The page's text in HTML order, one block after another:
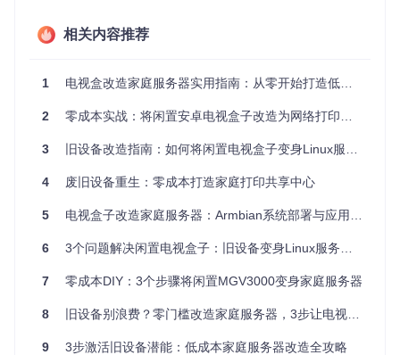
选择对应内核版本的配置文件，如config-6.12适用于最新
内核，通过编译脚本生成镜像：
优化版本。
系统部署最佳实践
镜像写入与设备树选择
使用BalenaEtcher等工具将镜像写入TF卡，关键步骤是选择
错误选择会导致无法启动。项目提供的多种内核配置文件（位
相关内容推荐
1 电视盒改造家庭服务器实用指南：从零开始打造低成本家用服务器
2 零成本实战：将闲置安卓电视盒子改造为网络打印服务器
3 旧设备改造指南：如何将闲置电视盒子变身Linux服务器
4 废旧设备重生：零成本打造家庭打印共享中心
5 电视盒子改造家庭服务器：Armbian系统部署与应用指南
6 3个问题解决闲置电视盒子：旧设备变身Linux服务器完全指南
7 零成本DIY：3个步骤将闲置MGV3000变身家庭服务器
8 旧设备别浪费？零门槛改造家庭服务器，3步让电视盒子变废为宝
9 3步激活旧设备潜能：低成本家庭服务器改造全攻略